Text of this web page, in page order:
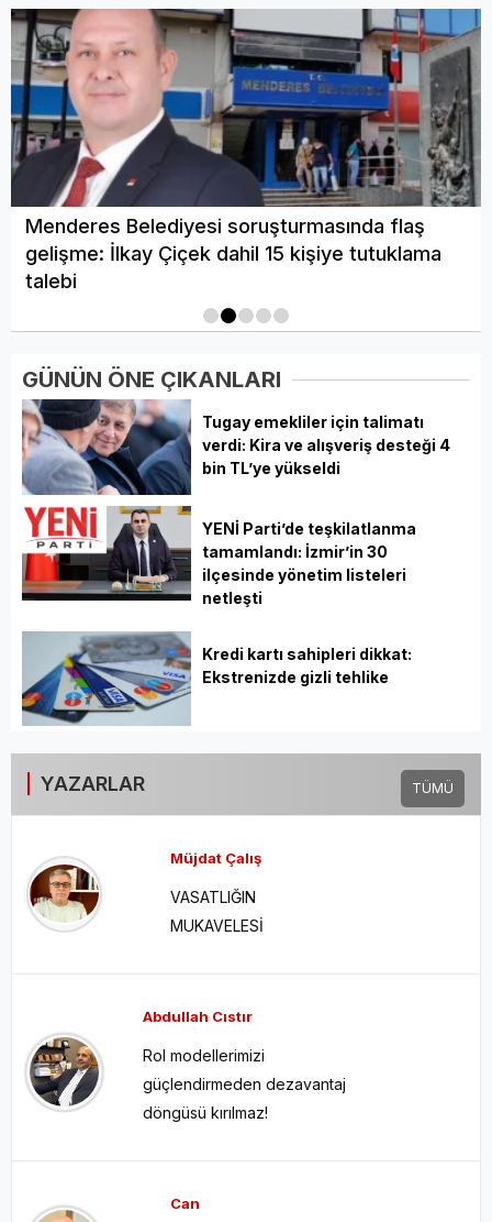
Menderes Belediyesi soruşturmasında flaş
gelişme: İlkay Çiçek dahil 15 kişiye tutuklama
talebi
2 3 4 5
GÜNÜN ÖNE ÇIKANLARI
Tugay emekliler için talimatı
verdi: Kira ve alışveriş desteği 4
bin TL’ye yükseldi
YENİ Parti’de teşkilatlanma
tamamlandı: İzmir’in 30
ilçesinde yönetim listeleri
netleşti
Kredi kartı sahipleri dikkat:
Ekstrenizde gizli tehlike
YAZARLAR TÜMÜ
Müjdat Çalış
VASATLIĞIN
MUKAVELESİ
Abdullah Cıstır
Rol modellerimizi
güçlendirmeden dezavantaj
döngüsü kırılmaz!
Can